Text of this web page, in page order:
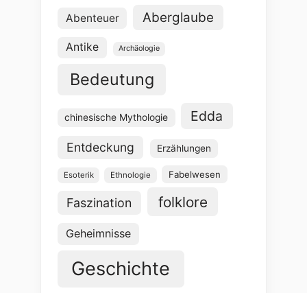
Abenteuer Aberglaube
Antike Archäologie
Bedeutung
chinesische Mythologie Edda
Entdeckung Erzählungen
Esoterik Ethnologie Fabelwesen
Faszination folklore
Geheimnisse
Geschichte